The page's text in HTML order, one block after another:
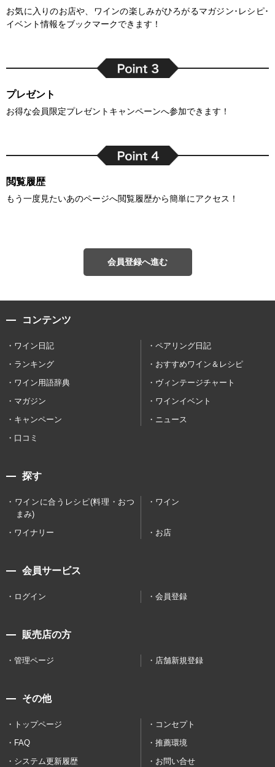
お気に入りのお店や、ワインの楽しみがひろがるマガジン･レシピ･
イベント情報をブックマークできます！
プレゼント
お得な会員限定プレゼントキャンペーンへ参加できます！
閲覧履歴
もう一度見たいあのページへ閲覧履歴から簡単にアクセス！
会員登録へ進む
コンテンツ
ワイン日記
ペアリング日記
ランキング
おすすめワイン＆レシピ
ワイン用語辞典
ヴィンテージチャート
マガジン
ワインイベント
キャンペーン
ニュース
口コミ
探す
ワインに合うレシピ(料理・おつ
まみ)
ワイン
ワイナリー お店
会員サービス
ログイン 会員登録
販売店の方
管理ページ 店舗新規登録
その他
トップページ
コンセプト
FAQ
推薦環境
システム更新履歴
お問い合せ